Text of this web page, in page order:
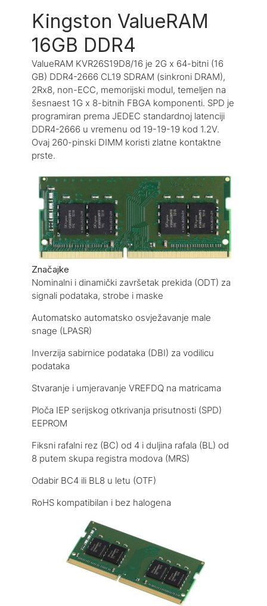
Kingston ValueRAM
16GB DDR4
ValueRAM KVR26S19D8/16 je 2G x 64-bitni (16
GB) DDR4-2666 CL19 SDRAM (sinkroni DRAM),
2Rx8, non-ECC, memorijski modul, temeljen na
šesnaest 1G x 8-bitnih FBGA komponenti. SPD je
programiran prema JEDEC standardnoj latenciji
DDR4-2666 u vremenu od 19-19-19 kod 1.2V.
Ovaj 260-pinski DIMM koristi zlatne kontaktne
prste.
Značajke
Nominalni i dinamički završetak prekida (ODT) za
signali podataka, strobe i maske
Automatsko automatsko osvježavanje male
snage (LPASR)
Inverzija sabirnice podataka (DBI) za vodilicu
podataka
Stvaranje i umjeravanje VREFDQ na matricama
Ploča IEP serijskog otkrivanja prisutnosti (SPD)
EEPROM
Fiksni rafalni rez (BC) od 4 i duljina rafala (BL) od
8 putem skupa registra modova (MRS)
Odabir BC4 ili BL8 u letu (OTF)
RoHS kompatibilan i bez halogena